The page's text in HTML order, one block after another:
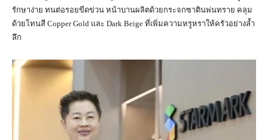
รักษาง่าย ทนต่อรอยขีดข่วน หน้าบานผลิตด้วยกระจกซาตินพ่นทราย คลุม
ด้วยโทนสี Copper Gold และ Dark Beige ที่เพิ่มความหรูหราให้ครัวอย่างล้ำ
ลึก